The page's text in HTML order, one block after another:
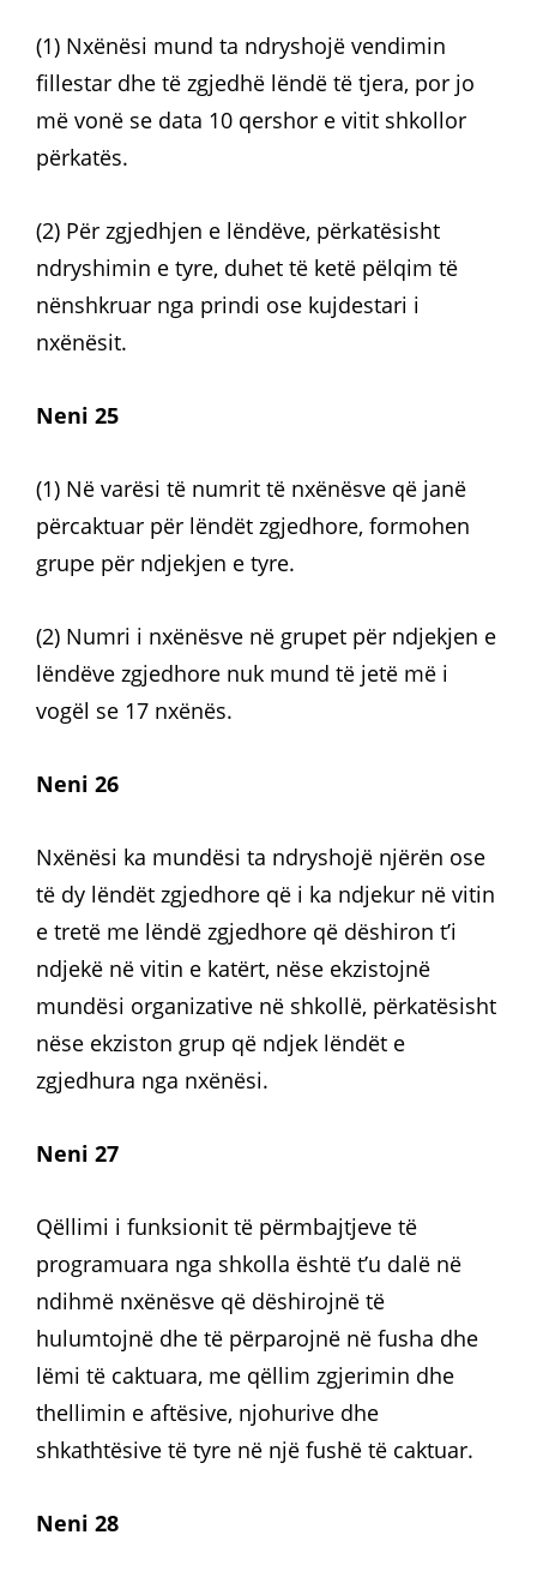
(1) Nxënësi mund ta ndryshojë vendimin
fillestar dhe të zgjedhë lëndë të tjera, por jo
më vonë se data 10 qershor e vitit shkollor
përkatës.
(2) Për zgjedhjen e lëndëve, përkatësisht
ndryshimin e tyre, duhet të ketë pëlqim të
nënshkruar nga prindi ose kujdestari i
nxënësit.
Neni 25
(1) Në varësi të numrit të nxënësve që janë
përcaktuar për lëndët zgjedhore, formohen
grupe për ndjekjen e tyre.
(2) Numri i nxënësve në grupet për ndjekjen e
lëndëve zgjedhore nuk mund të jetë më i
vogël se 17 nxënës.
Neni 26
Nxënësi ka mundësi ta ndryshojë njërën ose
të dy lëndët zgjedhore që i ka ndjekur në vitin
e tretë me lëndë zgjedhore që dëshiron t’i
ndjekë në vitin e katërt, nëse ekzistojnë
mundësi organizative në shkollë, përkatësisht
nëse ekziston grup që ndjek lëndët e
zgjedhura nga nxënësi.
Neni 27
Qëllimi i funksionit të përmbajtjeve të
programuara nga shkolla është t’u dalë në
ndihmë nxënësve që dëshirojnë të
hulumtojnë dhe të përparojnë në fusha dhe
lëmi të caktuara, me qëllim zgjerimin dhe
thellimin e aftësive, njohurive dhe
shkathtësive të tyre në një fushë të caktuar.
Neni 28